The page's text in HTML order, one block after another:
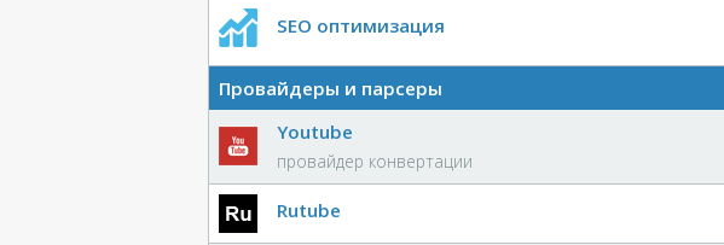
SEO оптимизация
Провайдеры и парсеры
Youtube
провайдер конвертации
Rutube